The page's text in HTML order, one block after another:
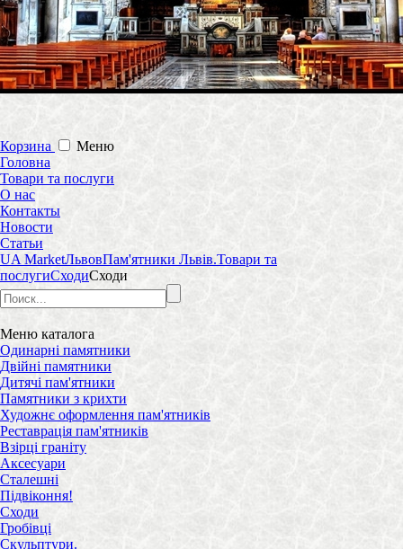
Корзина
Меню
Головна
Товари та послуги
О нас
Контакты
Новости
Статьи
UA MarketЛьвовПам'ятники Львів.Товари та
послугиСходиСходи
Меню каталога
Одинарні памятники
Двійні памятники
Дитячі пам'ятники
Памятники з крихти
Художнє оформлення пам'ятників
Реставрація пам'ятників
Взірці граніту
Аксесуари
Сталешні
Підвіконня!
Сходи
Гробівці
Скульптури.